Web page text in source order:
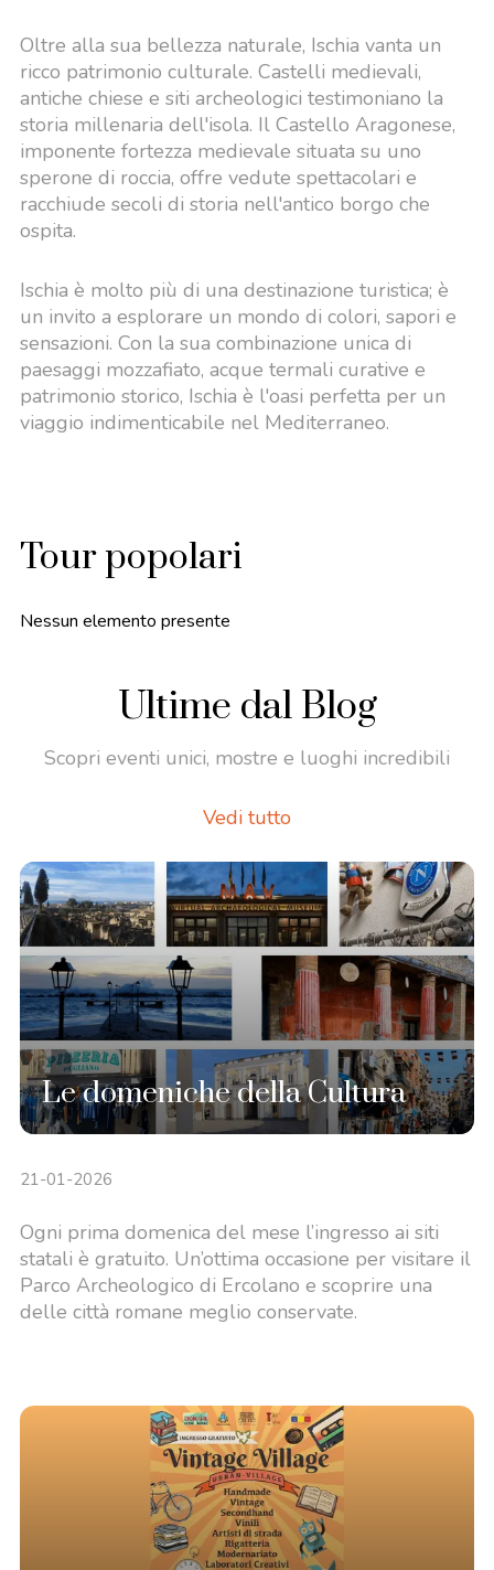
Oltre alla sua bellezza naturale, Ischia vanta un
ricco patrimonio culturale. Castelli medievali,
antiche chiese e siti archeologici testimoniano la
storia millenaria dell'isola. Il Castello Aragonese,
imponente fortezza medievale situata su uno
sperone di roccia, offre vedute spettacolari e
racchiude secoli di storia nell'antico borgo che
ospita.
Ischia è molto più di una destinazione turistica; è
un invito a esplorare un mondo di colori, sapori e
sensazioni. Con la sua combinazione unica di
paesaggi mozzafiato, acque termali curative e
patrimonio storico, Ischia è l'oasi perfetta per un
viaggio indimenticabile nel Mediterraneo.
Tour popolari
Nessun elemento presente
Ultime dal Blog
Scopri eventi unici, mostre e luoghi incredibili
Vedi tutto
Le domeniche della Cultura
21-01-2026
Ogni prima domenica del mese l’ingresso ai siti
statali è gratuito. Un’ottima occasione per visitare il
Parco Archeologico di Ercolano e scoprire una
delle città romane meglio conservate.